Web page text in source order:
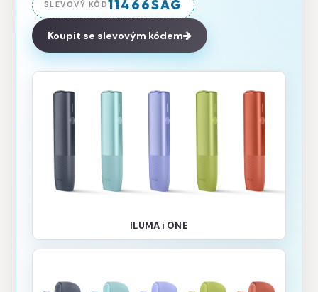
SLEVOVÝ KÓD11466SAG
Koupit se slevovým kódem
ILUMA i ONE